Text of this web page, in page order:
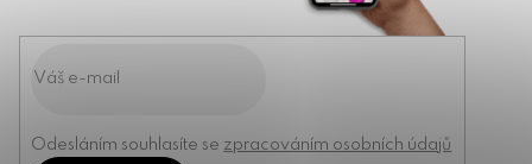
Odesláním souhlasíte se zpracováním osobních údajů